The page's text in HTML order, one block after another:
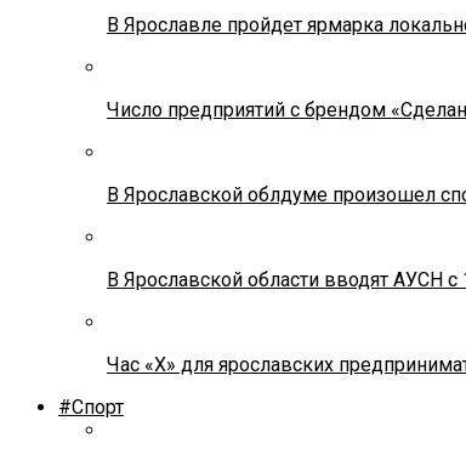
В Ярославле пройдет ярмарка
Число предприятий с брендом
В Ярославской облдуме произошел
В Ярославской области вводят АУСН с
Час «Х» для ярославских
#Спорт